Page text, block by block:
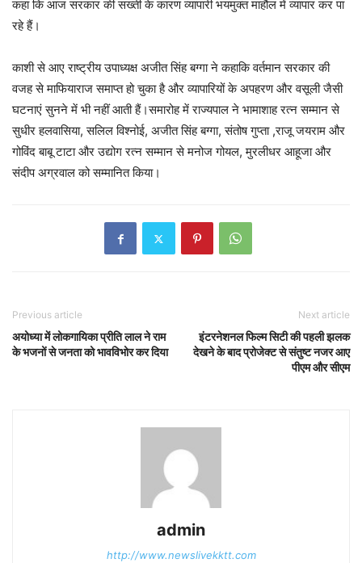
कहा कि आज सरकार की सख्ती के कारण व्यापारी भयमुक्त माहौल में व्यापार कर पा
रहे हैं।
काशी से आए राष्ट्रीय उपाध्यक्ष अजीत सिंह बग्गा ने कहाकि वर्तमान सरकार की
वजह से माफियाराज समाप्त हो चुका है और व्यापारियों के अपहरण और वसूली जैसी
घटनाएं सुनने में भी नहीं आती हैं।समारोह में राज्यपाल ने भामाशाह रत्न सम्मान से
सुधीर हलवासिया, सलिल विश्नोई, अजीत सिंह बग्गा, संतोष गुप्ता ,राजू जयराम और
गोविंद बाबू टाटा और उद्योग रत्न सम्मान से मनोज गोयल, मुरलीधर आहूजा और
संदीप अग्रवाल को सम्मानित किया।
Previous article
अयोध्या में लोकगायिका प्रीति लाल ने राम
के भजनों से जनता को भावविभोर कर दिया
Next article
इंटरनेशनल फिल्म सिटी की पहली झलक
देखने के बाद प्रोजेक्ट से संतुष्ट नजर आए
पीएम और सीएम
admin
http://www.newslivekktt.com